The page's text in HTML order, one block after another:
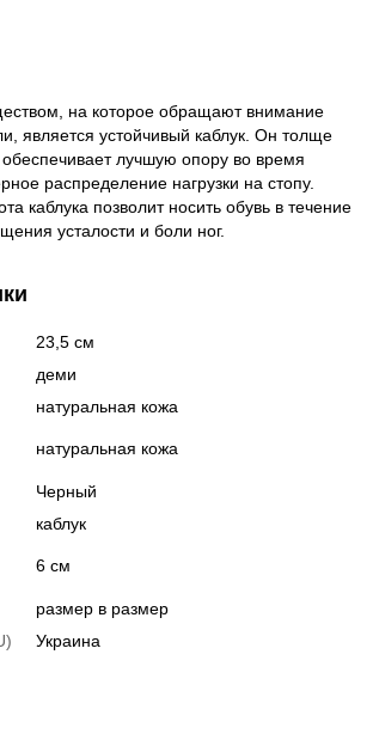
на которое обращают внимание
является устойчивый каблук. Он толще
лучшую опору во время
распределение нагрузки на стопу.
каблука позволит носить обувь в течение
усталости и боли ног.
23,5 см
деми
натуральная кожа
натуральная кожа
Черный
каблук
6 см
размер в размер
Украина